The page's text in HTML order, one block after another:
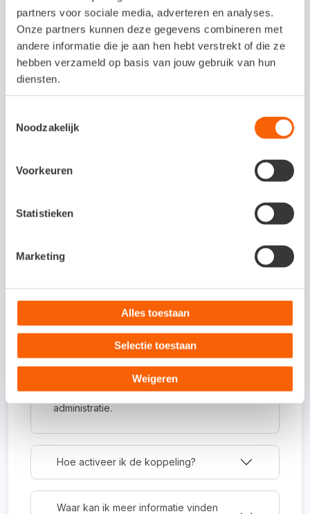
partners voor sociale media, adverteren en analyses.
Onze partners kunnen deze gegevens combineren met
andere informatie die je aan hen hebt verstrekt of die ze
hebben verzameld op basis van jouw gebruik van hun
diensten.
Noodzakelijk
Voorkeuren
Statistieken
Marketing
Alles toestaan
Selectie toestaan
Weigeren
proefperiode
Afstemmen met ForecastXL.
koppeling?
E-mail naar info@forecastsoftware.nl
Veelgestelde vragen
Om wat voor type koppeling gaat het?
Dit is een API-koppeling. Een API-koppeling
werkt volledig online en kun je daarom
alleen gebruiken als je werkt met een online
administratie.
Hoe activeer ik de koppeling?
Waar kan ik meer informatie vinden